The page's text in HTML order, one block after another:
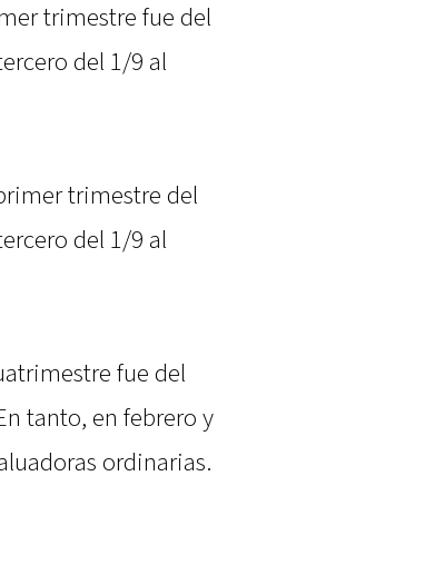
trimestre fue del
del 1/9 al
trimestre del
del 1/9 al
fue del
tanto, en febrero y
ordinarias.